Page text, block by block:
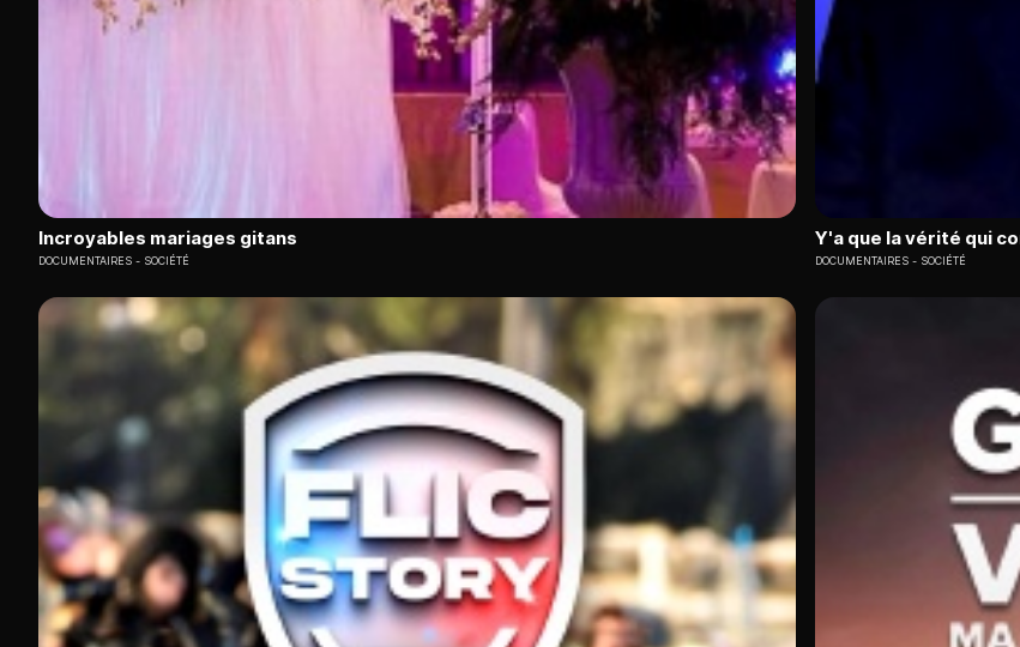
Incroyables mariages gitans
DOCUMENTAIRES SOCIÉTÉ
Y'a que la vérité qui
DOCUMENTAIRES SOCIÉTÉ